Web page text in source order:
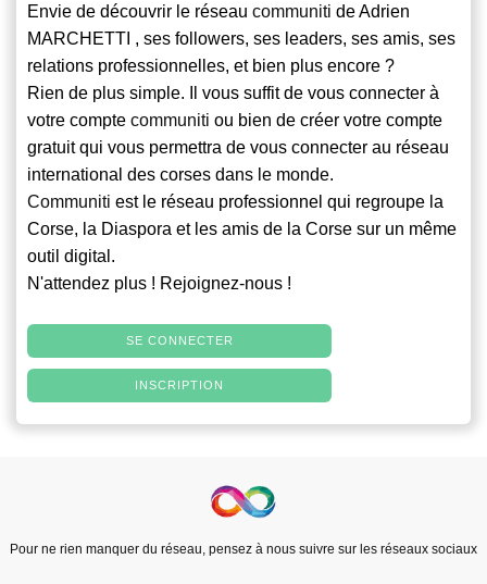
Envie de découvrir le réseau communiti de Adrien
MARCHETTI , ses followers, ses leaders, ses amis, ses
relations professionnelles, et bien plus encore ?
Rien de plus simple. Il vous suffit de vous connecter à
votre compte communiti ou bien de créer votre compte
gratuit qui vous permettra de vous connecter au réseau
international des corses dans le monde.
Communiti est le réseau professionnel qui regroupe la
Corse, la Diaspora et les amis de la Corse sur un même
outil digital.
N'attendez plus ! Rejoignez-nous !
SE CONNECTER
INSCRIPTION
Pour ne rien manquer du réseau, pensez à nous suivre sur les réseaux sociaux